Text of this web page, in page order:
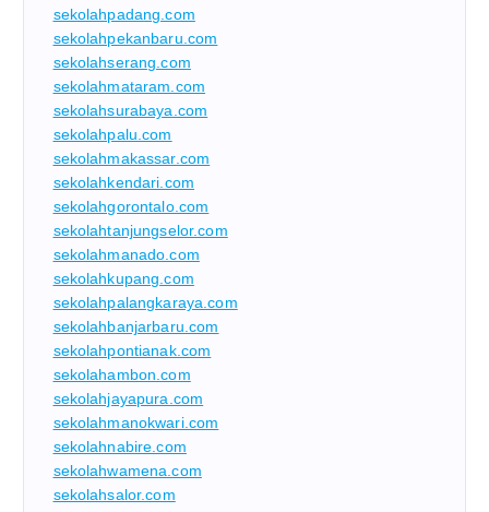
sekolahpadang.com
sekolahpekanbaru.com
sekolahserang.com
sekolahmataram.com
sekolahsurabaya.com
sekolahpalu.com
sekolahmakassar.com
sekolahkendari.com
sekolahgorontalo.com
sekolahtanjungselor.com
sekolahmanado.com
sekolahkupang.com
sekolahpalangkaraya.com
sekolahbanjarbaru.com
sekolahpontianak.com
sekolahambon.com
sekolahjayapura.com
sekolahmanokwari.com
sekolahnabire.com
sekolahwamena.com
sekolahsalor.com